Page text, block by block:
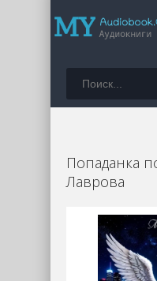
Попаданка
Лаврова